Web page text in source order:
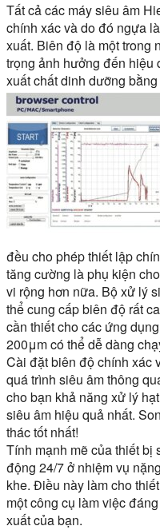
Tất cả các máy siêu âm
chính xác và do đó ngựa
xuất. Biên độ là một trong
trọng ảnh hưởng đến hiệu
xuất chất dinh dưỡng
đều cho phép thiết lập
tăng cường là phụ kiện
vi rộng hơn nữa. Bộ xử lý
thể cung cấp biên độ rất
cần thiết cho các ứng
200μm có thể dễ dàng
Cài đặt biên độ chính xác
quá trình siêu âm thông
cho bạn khả năng xử lý
siêu âm hiệu quả nhất.
thác tốt nhất!
Tính mạnh mẽ của thiết bị
động 24/7 ở nhiệm vụ
khe. Điều này làm cho
một công cụ làm việc
xuất của bạn.